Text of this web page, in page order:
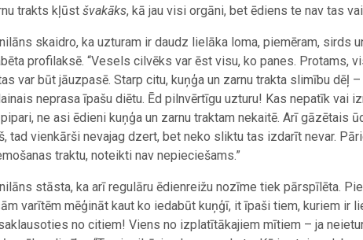
trakts kļūst švakāks, kā jau visi orgāni, bet ēdiens te nav tas
skaidro, ka uzturam ir daudz lielāka loma, piemēram, sirds
profilaksē. “Vesels cilvēks var ēst visu, ko panes. Protams,
var būt jāuzpasē. Starp citu, kuņģa un zarnu trakta slimību dēļ
neprasa īpašu diētu. Ēd pilnvērtīgu uzturu! Kas nepatīk vai
ne asi ēdieni kuņģa un zarnu traktam nekaitē. Arī gāzētais
tad vienkārši nevajag dzert, bet neko sliktu tas izdarīt nevar.
traktu, noteikti nav nepieciešams.”
stāsta, ka arī regulāru ēdienreižu nozīme tiek pārspīlēta.
varītēm mēģināt kaut ko iedabūt kuņģī, it īpaši tiem, kuriem ir
no citiem! Viens no izplatītākajiem mītiem – ja